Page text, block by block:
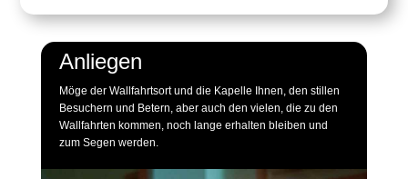
Anliegen
Möge der Wallfahrtsort und die Kapelle Ihnen, den stillen
Besuchern und Betern, aber auch den vielen, die zu den
Wallfahrten kommen, noch lange erhalten bleiben und
zum Segen werden.